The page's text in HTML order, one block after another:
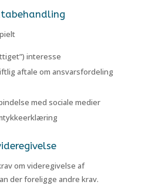
interesse
aftale om ansvarsfordeling
med sociale medier
om videregivelse af
der foreligge andre krav.